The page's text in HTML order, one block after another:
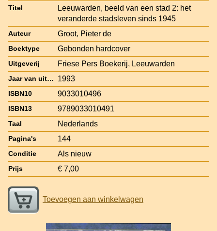
Titel
Leeuwarden, beeld van een stad 2: het
veranderde stadsleven sinds 1945
Auteur Groot, Pieter de
Boektype Gebonden hardcover
Uitgeverij Friese Pers Boekerij, Leeuwarden
Jaar van uitgave 1993
ISBN10 9033010496
ISBN13 9789033010491
Taal Nederlands
Pagina's 144
Conditie Als nieuw
Prijs € 7,00
Toevoegen aan winkelwagen